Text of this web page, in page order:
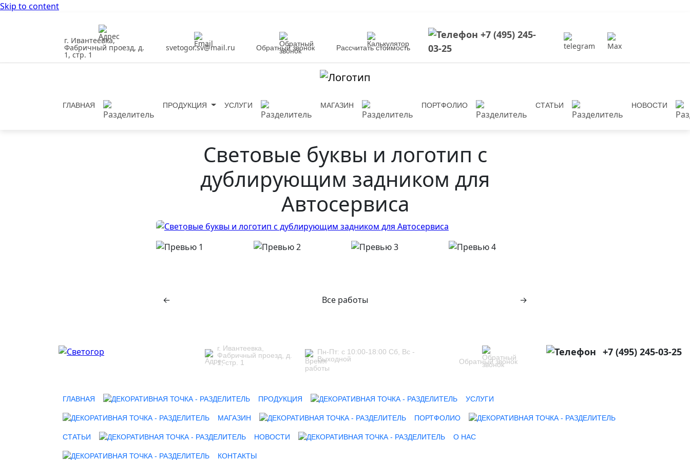
Skip to content
г. Ивантеевка,
Фабричный проезд, д.
1, стр. 1
svetogor.sv@mail.ru Обратный звонок Рассчитать стоимость
+7 (495) 245-
03-25
ГЛАВНАЯ ПРОДУКЦИЯ УСЛУГИ МАГАЗИН ПОРТФОЛИО СТАТЬИ НОВОСТИ
Световые буквы и логотип с
дублирующим задником для
Автосервиса
Previous
← Все работы →
г. Ивантеевка,
Фабричный проезд, д.
1, стр. 1
Пн-Пт: с 10:00-18:00 Сб, Вс -
Выходной
Обратный звонок
+7 (495) 245-03-25
ГЛАВНАЯ ПРОДУКЦИЯ УСЛУГИ
МАГАЗИН ПОРТФОЛИО
СТАТЬИ НОВОСТИ О НАС
КОНТАКТЫ